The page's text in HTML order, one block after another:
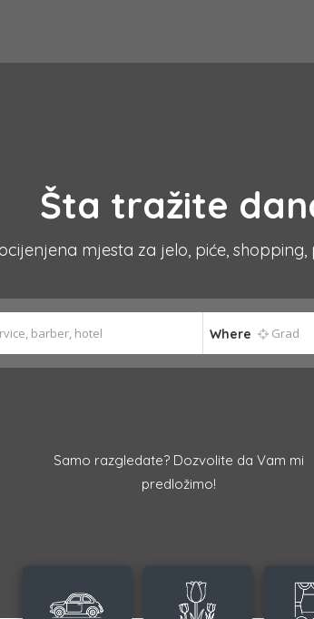
Šta tražite
mjesta za jelo, piće,
Where
Samo razgledate? Dozvolite da Vam mi
predložimo!